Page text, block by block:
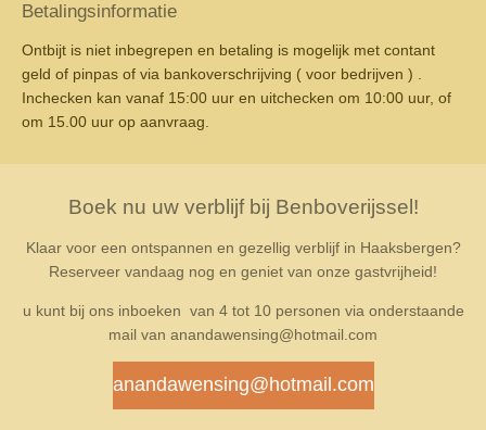
Betalingsinformatie
Ontbijt is niet inbegrepen en betaling is mogelijk met contant
geld of pinpas of via bankoverschrijving ( voor bedrijven ) .
Inchecken kan vanaf 15:00 uur en uitchecken om 10:00 uur, of
om 15.00 uur op aanvraag.
Boek nu uw verblijf bij Benboverijssel!
Klaar voor een ontspannen en gezellig verblijf in Haaksbergen?
Reserveer vandaag nog en geniet van onze gastvrijheid!
u kunt bij ons inboeken van 4 tot 10 personen via onderstaande
mail van anandawensing@hotmail.com
anandawensing@hotmail.com